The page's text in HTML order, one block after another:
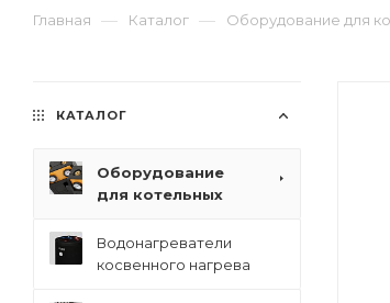
Главная — Каталог — Оборудование для
КАТАЛОГ
Оборудование
для котельных
Водонагреватели
косвенного нагрева